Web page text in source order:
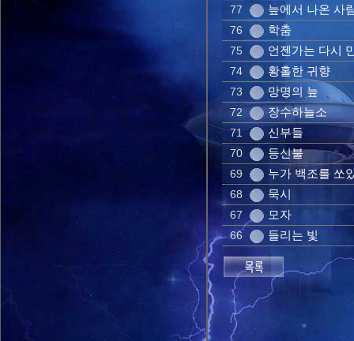
77 늪에서 나온 사
76 학춤
75 언젠가는 다시
74 황홀한 귀향
73 망명의 늪
72 장수하늘소
71 신부들
70 등신불
69 누가 백조를 쏘
68 묵시
67 모자
66 들리는 빛